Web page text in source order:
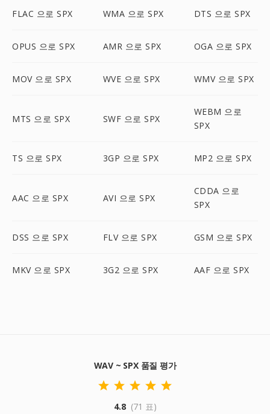
FLAC 으로 SPX WMA 으로 SPX DTS 으로 SPX
OPUS 으로 SPX AMR 으로 SPX OGA 으로 SPX
MOV 으로 SPX WVE 으로 SPX WMV 으로 SPX
MTS 으로 SPX SWF 으로 SPX
WEBM 으로
SPX
TS 으로 SPX 3GP 으로 SPX MP2 으로 SPX
AAC 으로 SPX AVI 으로 SPX
CDDA 으로
SPX
DSS 으로 SPX FLV 으로 SPX GSM 으로 SPX
MKV 으로 SPX 3G2 으로 SPX AAF 으로 SPX
WAV ~ SPX 품질 평가
4.8 (71 표)